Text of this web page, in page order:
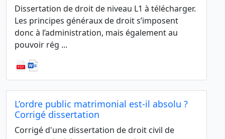
Dissertation de droit de niveau L1 à télécharger.
Les principes généraux de droit s’imposent
donc à l’administration, mais également au
pouvoir rég ...
L’ordre public matrimonial est-il absolu ?
Corrigé dissertation
Corrigé d'une dissertation de droit civil de